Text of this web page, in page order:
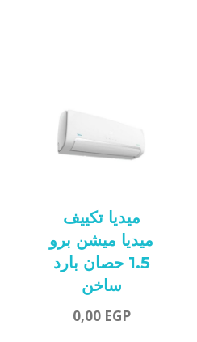
ميديا تكييف
ميديا ميشن برو
1.5 حصان بارد
ساخن
0,00 EGP